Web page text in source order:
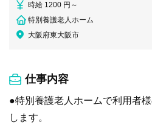
時給 1200 円～
特別養護老人ホーム
大阪府東大阪市
仕事内容
●特別養護老人ホームで利用者
します。